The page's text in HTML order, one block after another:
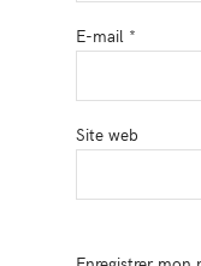
E-mail *
Site web